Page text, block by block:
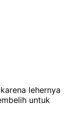
lehernya
untuk